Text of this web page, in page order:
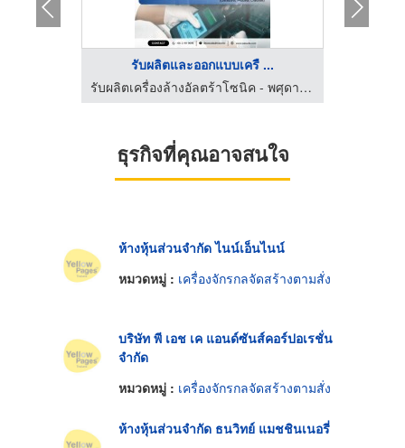
รับผลิตและออกแบบเครื ...
รับผลิตเครื่องล้างอัลตร้าโซนิค - พศุดา ซัพพลายส์ แอนด์ เซอร์วิสเซส
ธุรกิจที่คุณอาจสนใจ
ห้างหุ้นส่วนจำกัด ไนน์เอ็นไนน์
หมวดหมู่ : เครื่องจักรกลจัดสร้างตามสั่ง
บริษัท พี เอช เค แอนด์ซันส์คอร์ปอเรชั่น
จำกัด
หมวดหมู่ : เครื่องจักรกลจัดสร้างตามสั่ง
ห้างหุ้นส่วนจำกัด ธนวิทย์ แมชชินเนอรี่